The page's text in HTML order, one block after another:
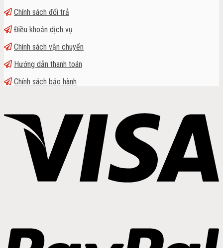
Chính sách đổi trả
Điều khoản dịch vụ
Chính sách vận chuyển
Hướng dẫn thanh toán
Chính sách bảo hành